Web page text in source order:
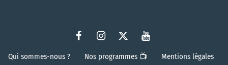
Qui sommes-nous ? Nos programmes 📺
Mentions légales